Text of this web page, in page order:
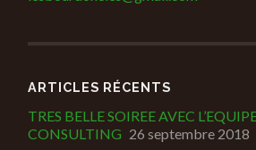
ARTICLES RÉCENTS
TRES BELLE SOIREE AVEC
CONSULTING 26 septembre 2018